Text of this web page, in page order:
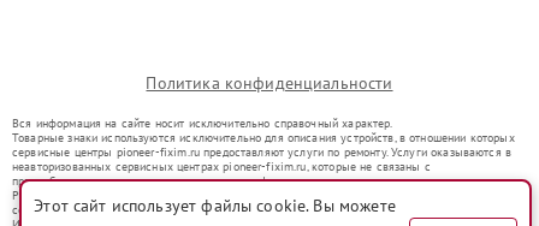
Политика конфиденциальности
Вся информация на сайте носит исключительно справочный характер.
Товарные знаки используются исключительно для описания устройств, в отношении которых
сервисные центры pioneer-fixim.ru предоставляют услуги по ремонту. Услуги оказываются в
неавторизованных сервисных центрах pioneer-fixim.ru, которые не связаны с
правообладателями товарных знаков или их официальными представителями.
Ремонт осуществляется для устройств, уже введенных в гражданский оборот в соответствии
со статьей 1487 ГК РФ.
Этот сайт использует файлы cookie. Вы можете